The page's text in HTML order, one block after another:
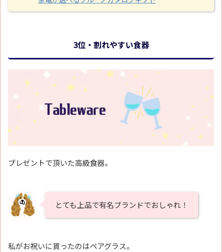
3位・割れやすい食器
プレゼントで頂いた高級食器。
とても上品で有名ブランドでおしゃれ！
私がお祝いに貰ったのはペアグラス。